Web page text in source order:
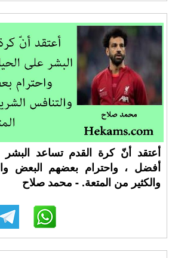
أعتقد أنّ كرة القدم تساعد
أفضل ، واحترام بعضهم البعض
والكثير من المتعة. - محمد صلاح